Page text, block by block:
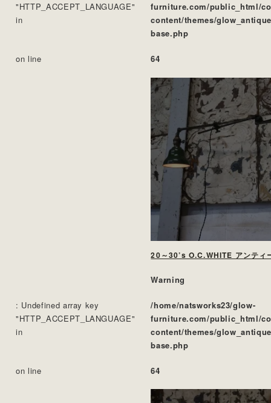
"HTTP_ACCEPT_LANGUAGE"
in
furniture.com/public_html/
content/themes/
base.php
on line 64
Warning
: Undefined array key
"HTTP_ACCEPT_LANGUAGE"
in
/home/natsworks23/glow-
furniture.com/public_html/
content/themes/
base.php
on line 64